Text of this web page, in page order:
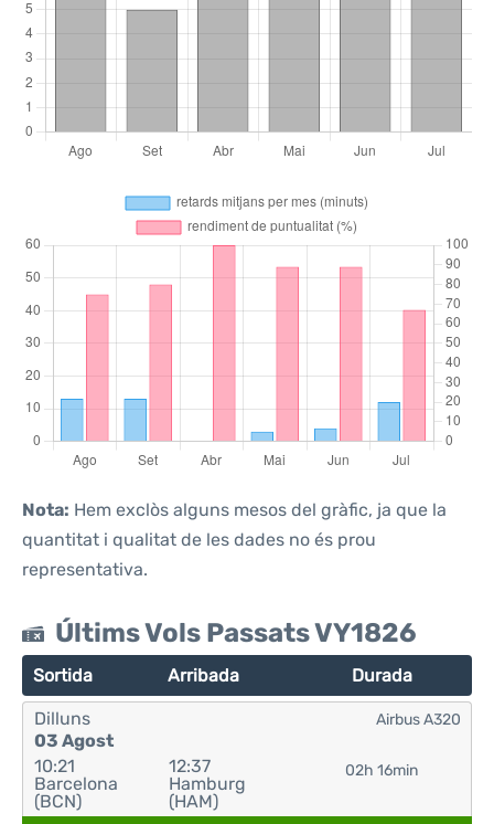
Nota: Hem exclòs alguns mesos del gràfic, ja que la
quantitat i qualitat de les dades no és prou
representativa.
Últims Vols Passats VY1826
Sortida Arribada Durada
Dilluns
03 Agost
10:21
Barcelona
(BCN)
12:37
Hamburg
(HAM)
02h 16min
Airbus A320